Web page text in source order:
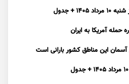
+ جدول
حمله آمریکا به ایران
این مناطق کشور بارانی است